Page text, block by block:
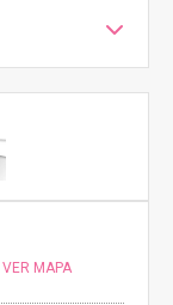
VER MAPA